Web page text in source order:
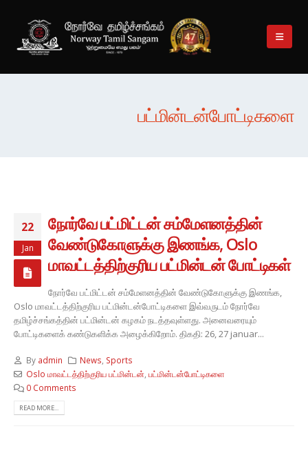
பட்மின்டன்போட்டிகளை
22
Jan
நோர்வே பட்மிட்டன் சம்மேளனத்தின்
வேண்டுகோளுக்கு இணங்க, Oslo
மாவட்டத்திற்குரிய பட்மின்டன் போட்டிகள்
நோர்வே பட்மிட்டன் சம்மேளனத்தின் வேண்டுகோளுக்கு இணங்க,
Oslo மாவட்டத்திற்குரிய பட்மின்டன்போட்டிகளை இவ்வருடம் நோர்வே
தமிழ்ச்சங்கத்தின் பட்மின்டன் கழகம் நடத்தவுள்ளது. அனைவரையும்
போட்டிகளைக் கண்டுகளிக்க அழைக்கிறோம். திகதி: 26, 27 januar...
By admin News, Sports
Oslo மாவட்டத்திற்குரிய பட்மின்டன், பட்மின்டன்போட்டிகளை
0 Comments
READ MORE...